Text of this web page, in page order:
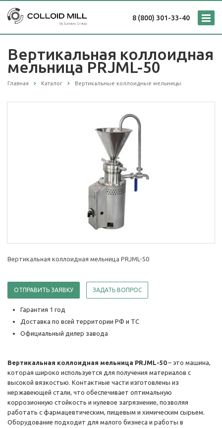
8 (800) 301-33-40
Вертикальная коллоидная
мельница PRJML-50
Главная Каталог Вертикальные коллоидные мельницы
Вертикальная коллоидная мельница PRJML-50
ОТПРАВИТЬ ЗАЯВКУ ЗАДАТЬ ВОПРОС
Гарантия 1 год
Доставка по всей территории РФ и ТС
Официальный дилер завода
Вертикальная коллоидная мельница PRJML-50– это машина,
которая широко используется для получения материалов с
высокой вязкостью. Контактные части изготовлены из
нержавеющей стали, что обеспечивает оптимальную
коррозионную стойкость и нулевое загрязнение, позволяя
работать с фармацевтическим, пищевым и химическим сырьем.
Оборудование подходит для малого бизнеса и работы в